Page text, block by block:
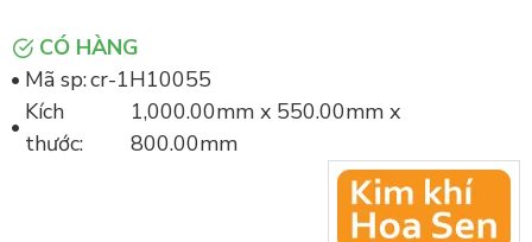
CÓ HÀNG
Mã sp:cr-1H10055
Kích
thước:
1,000.00mm x 550.00mm x
800.00mm